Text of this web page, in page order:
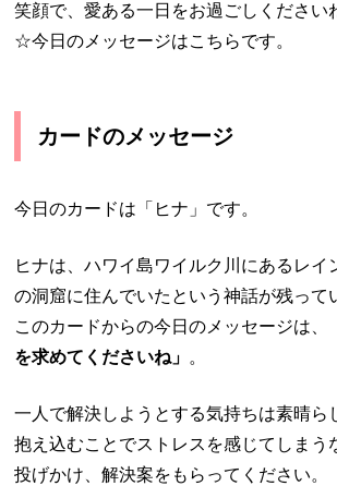
笑顔で、愛ある一日をお過ごしください
☆今日のメッセージはこちらです。
カードのメッセージ
今日のカードは「ヒナ」です。
ヒナは、ハワイ島ワイルク川にあるレイ
の洞窟に住んでいたという神話が残って
このカードからの今日のメッセージは、
を求めてくださいね」 。
一人で解決しようとする気持ちは素晴ら
抱え込むことでストレスを感じてしまう
投げかけ、解決案をもらってください。